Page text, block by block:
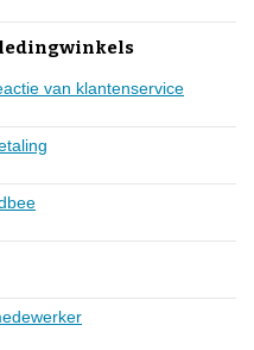
van klantenservice